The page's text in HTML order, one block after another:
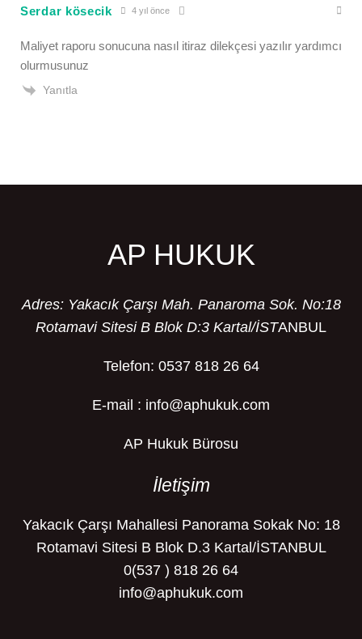
Serdar kösecik 4 yıl önce
Maliyet raporu sonucuna nasıl itiraz dilekçesi yazılır yardımcı
olurmusunuz
Yanıtla
AP HUKUK
Adres: Yakacık Çarşı Mah. Panaroma Sok. No:18
Rotamavi Sitesi B Blok D:3 Kartal/İSTANBUL
Telefon: 0537 818 26 64
E-mail : info@aphukuk.com
AP Hukuk Bürosu
İletişim
Yakacık Çarşı Mahallesi Panorama Sokak No: 18
Rotamavi Sitesi B Blok D.3 Kartal/İSTANBUL
0(537 ) 818 26 64
info@aphukuk.com